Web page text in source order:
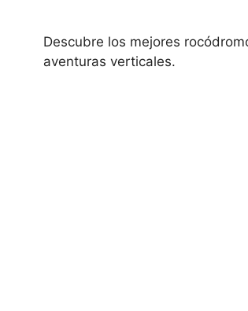
Descubre los mejores
aventuras verticales.